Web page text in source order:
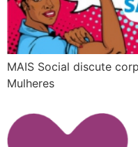
MAIS Social discute
Mulheres